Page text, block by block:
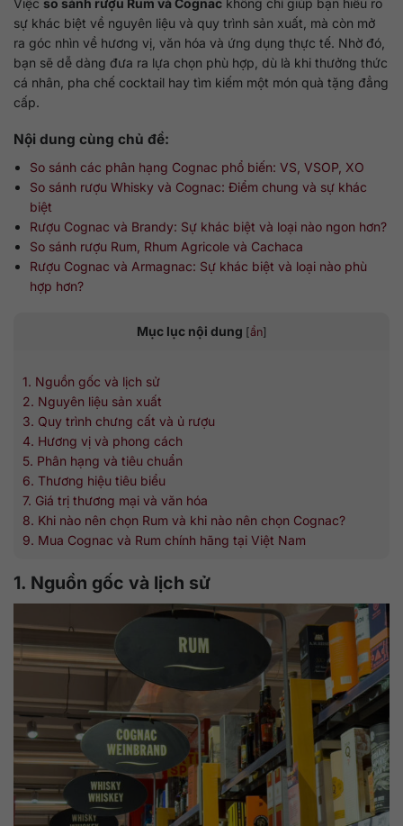
Việc so sánh rượu Rum và Cognac không chỉ giúp bạn hiểu rõ
sự khác biệt về nguyên liệu và quy trình sản xuất, mà còn mở
ra góc nhìn về hương vị, văn hóa và ứng dụng thực tế. Nhờ đó,
bạn sẽ dễ dàng đưa ra lựa chọn phù hợp, dù là khi thưởng thức
cá nhân, pha chế cocktail hay tìm kiếm một món quà tặng đẳng
cấp.
Nội dung cùng chủ đề:
So sánh các phân hạng Cognac phổ biến: VS, VSOP, XO
So sánh rượu Whisky và Cognac: Điểm chung và sự khác
biệt
Rượu Cognac và Brandy: Sự khác biệt và loại nào ngon hơn?
So sánh rượu Rum, Rhum Agricole và Cachaca
Rượu Cognac và Armagnac: Sự khác biệt và loại nào phù
hợp hơn?
Mục lục nội dung [ẩn]
1. Nguồn gốc và lịch sử
2. Nguyên liệu sản xuất
3. Quy trình chưng cất và ủ rượu
4. Hương vị và phong cách
5. Phân hạng và tiêu chuẩn
6. Thương hiệu tiêu biểu
7. Giá trị thương mại và văn hóa
8. Khi nào nên chọn Rum và khi nào nên chọn Cognac?
9. Mua Cognac và Rum chính hãng tại Việt Nam
1. Nguồn gốc và lịch sử